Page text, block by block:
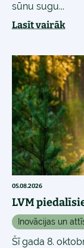
sūnu sugu...
Lasīt vairāk
05.08.2026
LVM
Inovācijas un
Šī gada 8.